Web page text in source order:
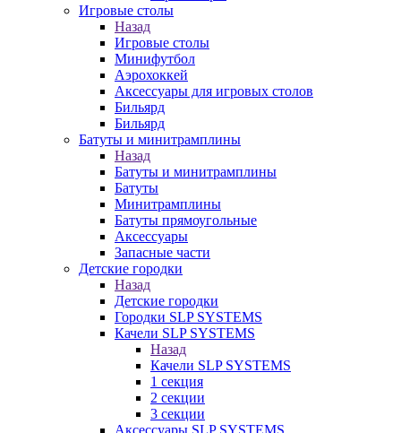
Игровые столы
Назад
Игровые столы
Минифутбол
Аэрохоккей
Аксессуары для игровых столов
Бильяpд
Бильяpд
Батуты и минитрамплины
Назад
Батуты и минитрамплины
Батуты
Минитрамплины
Батуты прямоугольные
Аксессуары
Запасные части
Детские городки
Назад
Детские городки
Городки SLP SYSTEMS
Качели SLP SYSTEMS
Назад
Качели SLP SYSTEMS
1 секция
2 секции
3 секции
Аксессуары SLP SYSTEMS